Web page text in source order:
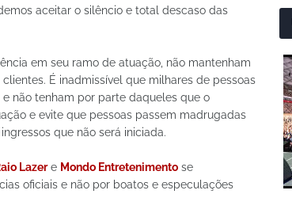
aceitar o silêncio e total descaso das
em seu ramo de atuação, não mantenham
É inadmissível que milhares de pessoas
não tenham por parte daqueles que o
e evite que pessoas passem madrugadas
que não será iniciada.
Lazere Mondo Entretenimento se
oficiais e não por boatos e especulações